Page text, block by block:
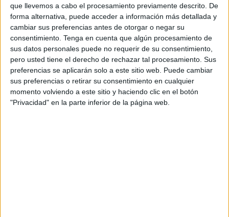
que llevemos a cabo el procesamiento previamente descrito. De
forma alternativa, puede acceder a información más detallada y
cambiar sus preferencias antes de otorgar o negar su
consentimiento. Tenga en cuenta que algún procesamiento de
sus datos personales puede no requerir de su consentimiento,
pero usted tiene el derecho de rechazar tal procesamiento. Sus
preferencias se aplicarán solo a este sitio web. Puede cambiar
sus preferencias o retirar su consentimiento en cualquier
momento volviendo a este sitio y haciendo clic en el botón
"Privacidad" en la parte inferior de la página web.
Atlanta United 2
Orlando City B
OneFootball